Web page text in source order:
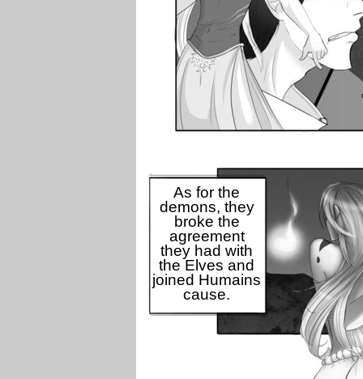
As for the
demons, they
broke the
agreement
they had with
the Elves and
joined Humains
cause.